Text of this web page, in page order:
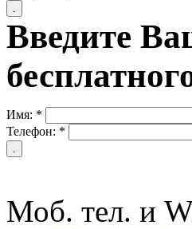
Введите
Имя: *
Телефон: *
Моб. тел. и